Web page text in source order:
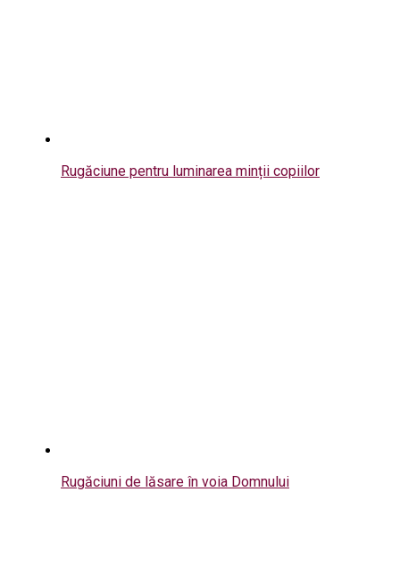
Rugăciune pentru luminarea minții copiilor
Rugăciuni de lăsare în voia Domnului